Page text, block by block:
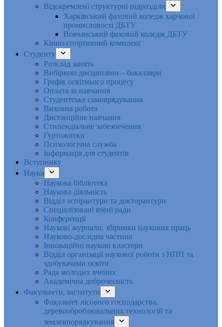
Відокремлені структурні підрозділи
Харківський фаховий коледж харчової
промисловості ДБТУ
Вовчанський фаховий коледж ДБТУ
Кінно-спортивний комплекс
Студенту
Розклад занять
Вибіркові дисципліни – бакалаври
Графік освітнього процесу
Оплата за навчання
Студентське самоврядування
Виховна робота
Дистанційне навчання
Стипендіальне забезпечення
Гуртожитки
Психологічна служба
Інформація для студентів
Вступнику
Наука
Наукова бібліотека
Наукова діяльність
Відділ аспірантури та докторантури
Спеціалізовані вчені ради
Конференції
Наукові журнали, збірники наукових праць
Науково-дослідна частина
Інноваційні наукові кластери
Відділ організації наукової роботи з НПП та
здобувачами освіти
Рада молодих вчених
Академічна доброчесність
Факультети, інститути
Факультет лісового господарства,
деревооброблювальних технологій та
землевпорядкування